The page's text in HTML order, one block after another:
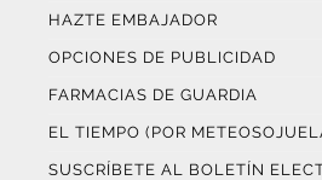
HAZTE EMBAJADOR
OPCIONES DE PUBLICIDAD
FARMACIAS DE GUARDIA
EL TIEMPO (POR
SUSCRÍBETE AL BOLETÍN